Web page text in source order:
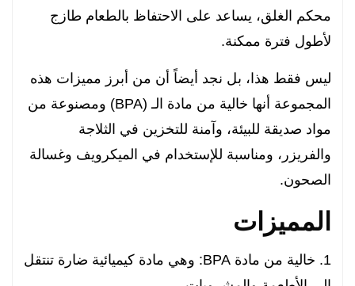
محكم الغلق، يساعد على الاحتفاظ بالطعام طازج
لأطول فترة ممكنة.
ليس فقط هذا، بل نجد أيضاً أن من أبرز مميزات هذه
المجموعة أنها خالية من مادة الـ (BPA) ومصنوعة من
مواد صديقة للبيئة، وآمنة للتخزين في الثلاجة
والفريزر، ومناسبة للإستخدام في الميكرويف وغسالة
الصحون.
المميزات
1. خالية من مادة BPA: وهي مادة كيميائية ضارة تنتقل